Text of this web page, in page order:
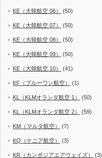
KE（大韓航空 06） (50)
KE（大韓航空 07） (50)
KE（大韓航空 08） (50)
KE（大韓航空 09） (50)
KE（大韓航空 10） (41)
KF（ブルーワン航空） (1)
KL（KLMオランダ航空 1） (50)
KL（KLMオランダ航空 2） (59)
KM（マルタ航空） (7)
KQ（ケニア航空） (3)
KR（カンボジアエアウェイズ） (3)